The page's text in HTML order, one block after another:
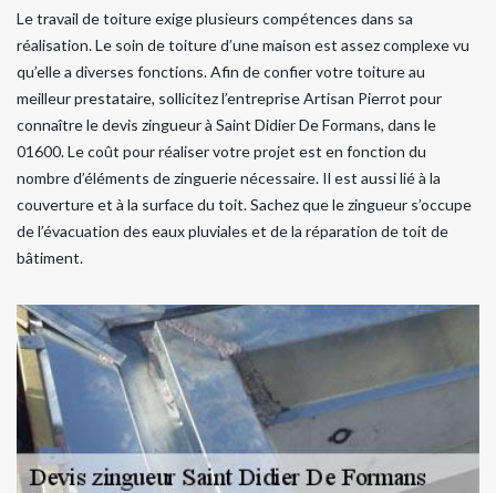
Le travail de toiture exige plusieurs compétences dans sa
réalisation. Le soin de toiture d’une maison est assez complexe vu
qu’elle a diverses fonctions. Afin de confier votre toiture au
meilleur prestataire, sollicitez l’entreprise Artisan Pierrot pour
connaître le devis zingueur à Saint Didier De Formans, dans le
01600. Le coût pour réaliser votre projet est en fonction du
nombre d’éléments de zinguerie nécessaire. Il est aussi lié à la
couverture et à la surface du toit. Sachez que le zingueur s’occupe
de l’évacuation des eaux pluviales et de la réparation de toit de
bâtiment.